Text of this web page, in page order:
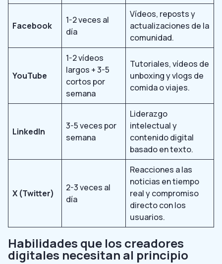
Facebook
1-2 veces al
día
Vídeos, reposts y
actualizaciones de la
comunidad.
YouTube
1-2 vídeos
largos + 3-5
cortos por
semana
Tutoriales, vídeos de
unboxing y vlogs de
comida o viajes.
LinkedIn
3-5 veces por
semana
Liderazgo
intelectual y
contenido digital
basado en texto.
X (Twitter)
2-3 veces al
día
Reacciones a las
noticias en tiempo
real y compromiso
directo con los
usuarios.
Habilidades que los creadores
digitales necesitan al principio